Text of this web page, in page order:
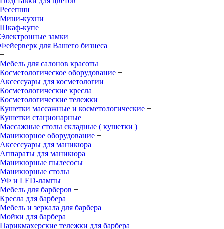
Ресепшн
Мини-кухни
Шкаф-купе
Электронные замки
Фейерверк для Вашего бизнеса
+
Мебель для салонов красоты
Косметологическое оборудование +
Аксессуары для косметологии
Косметологические кресла
Косметологические тележки
Кушетки массажные и косметологические +
Кушетки стационарные
Массажные столы складные ( кушетки )
Маникюрное оборудование +
Аксессуары для маникюра
Аппараты для маникюра
Маникюрные пылесосы
Маникюрные столы
УФ и LED-лампы
Мебель для барберов +
Кресла для барбера
Мебель и зеркала для барбера
Мойки для барбера
Парикмахерские тележки для барбера